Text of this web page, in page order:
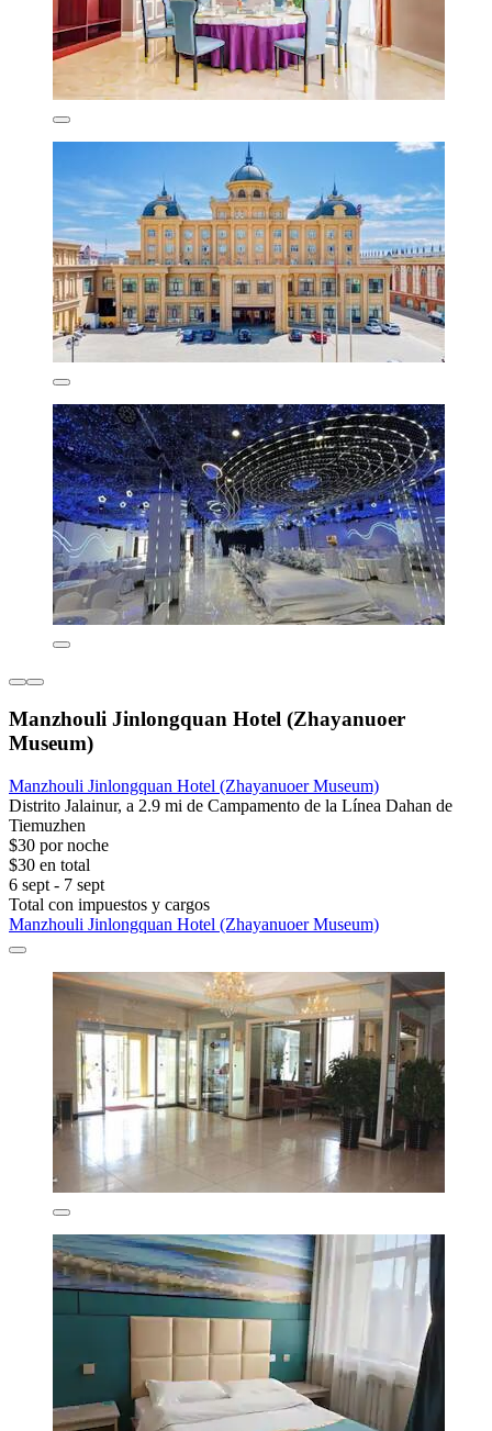
Manzhouli Jinlongquan Hotel (Zhayanuoer
Museum)
Manzhouli Jinlongquan Hotel (Zhayanuoer Museum)
Distrito Jalainur, a 2.9 mi de Campamento de la Línea Dahan de
Tiemuzhen
$30 por noche
$30 en total
6 sept - 7 sept
Total con impuestos y cargos
Manzhouli Jinlongquan Hotel (Zhayanuoer Museum)